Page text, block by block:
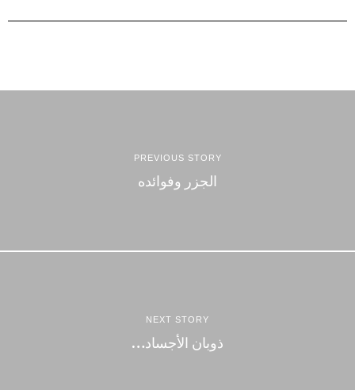
PREVIOUS STORY
الجزر وفوائده
NEXT STORY
ذوبان الأجساد…